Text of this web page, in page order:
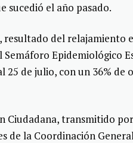
sucedió el año pasado.
del relajamiento
Semáforo Epidemiológico
25 de julio, con un 36% de
Ciudadana, transmitido
de la Coordinación